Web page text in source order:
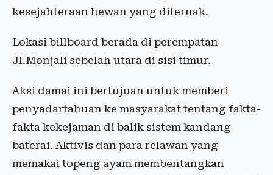
kesejahteraan hewan yang diternak.
Lokasi billboard berada di perempatan
Jl.Monjali sebelah utara di sisi timur.
Aksi damai ini bertujuan untuk memberi
penyadartahuan ke masyarakat tentang fakta-
fakta kekejaman di balik sistem kandang
baterai. Aktivis dan para relawan yang
memakai topeng ayam membentangkan